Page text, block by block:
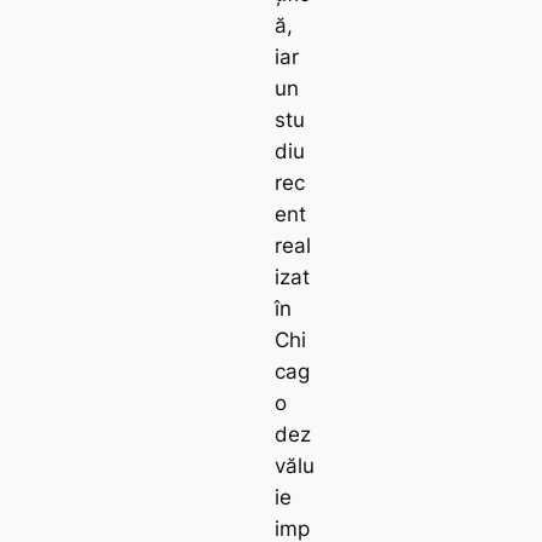
ă,
iar
un
stu
diu
rec
ent
real
izat
în
Chi
cag
o
dez
vălu
ie
imp